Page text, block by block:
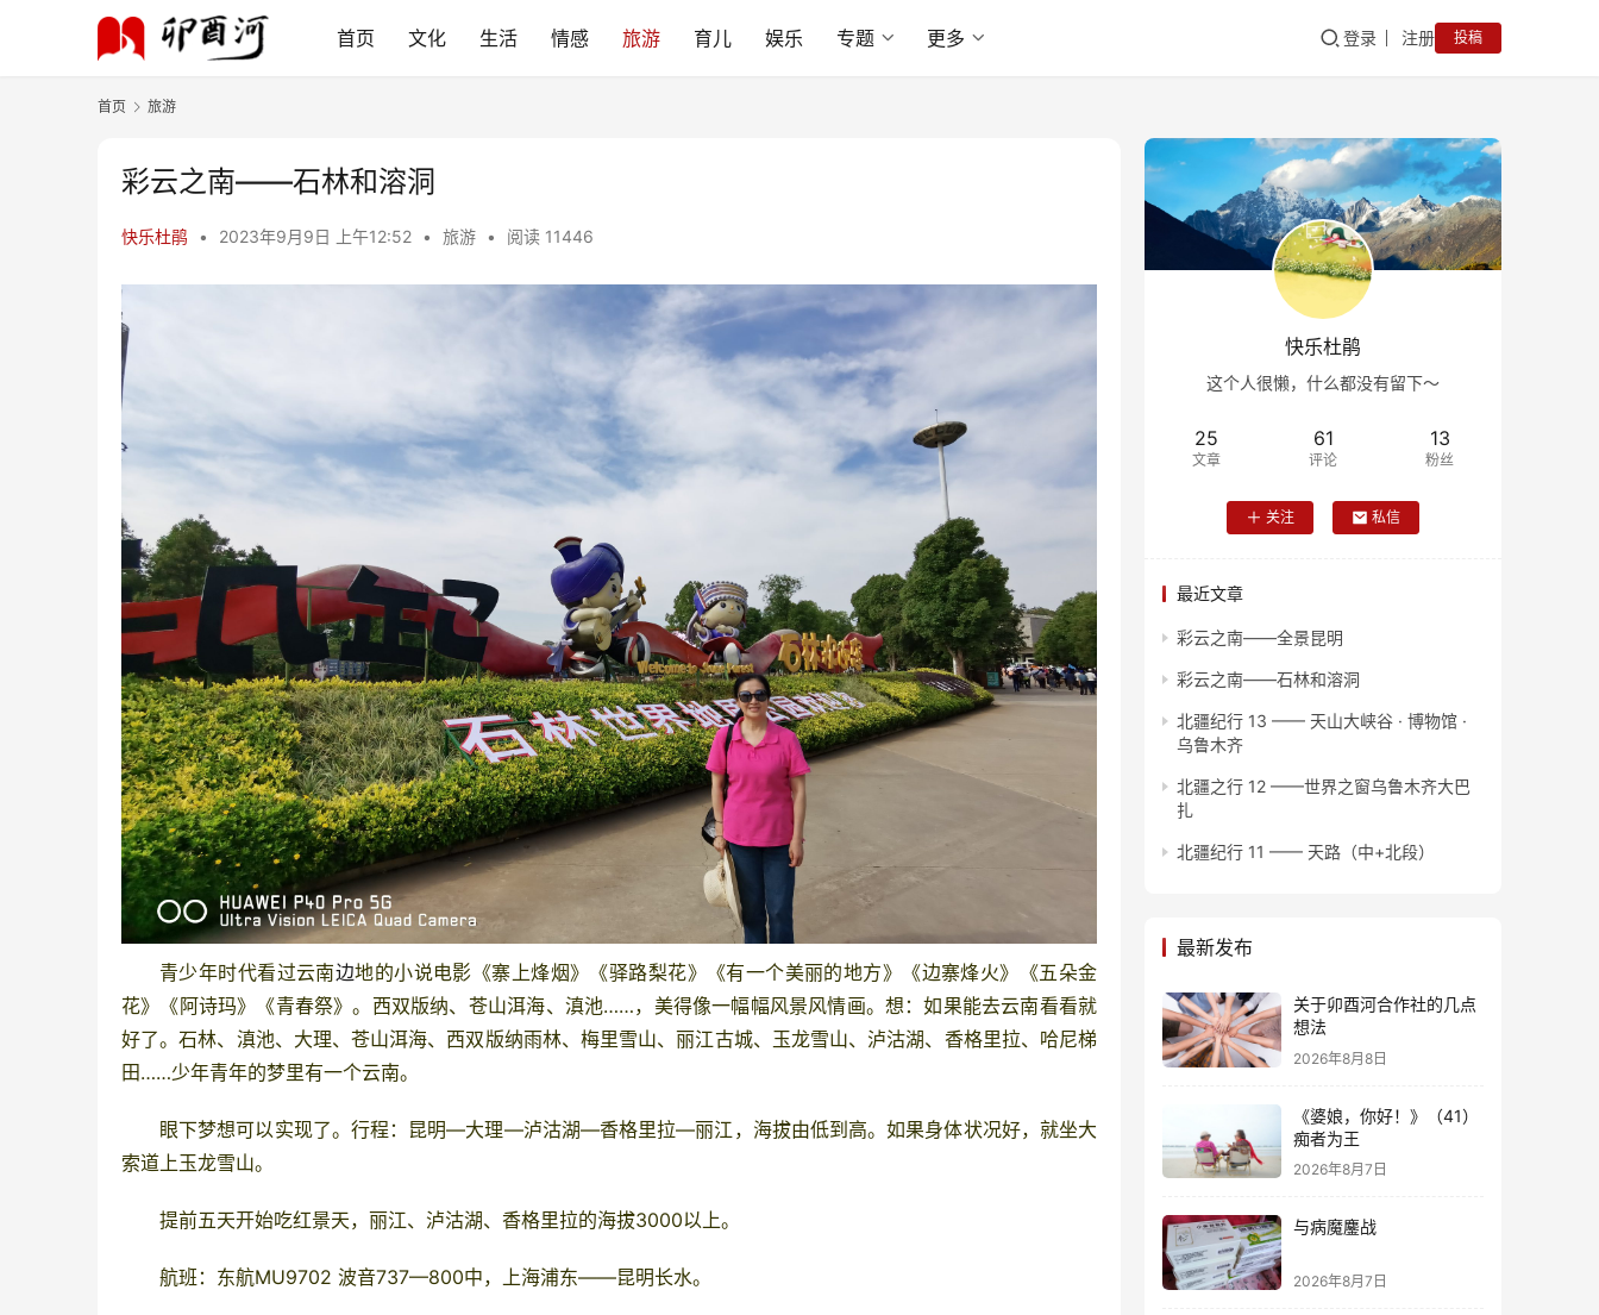
首页 文化 生活 情感 旅游 育儿 娱乐 专题 更多 登录 注册 投稿
首页 旅游
彩云之南——石林和溶洞
快乐杜鹃 • 2023年9月9日 上午12:52 • 旅游 • 阅读 11446
青少年时代看过云南边地的小说电影《寨上烽烟》《驿路梨花》《有一个美丽的地方》《边寨烽火》《五朵金
花》《阿诗玛》《青春祭》。 西双版纳、 苍山洱海、滇池……，美得像一幅幅风景风情画。想：如果能去云南看看就
好了。石林、 滇池、 大理、 苍山洱海、 西双版纳雨林、梅里雪山、丽江古城、玉龙雪山、泸沽湖、 香格里拉、哈尼梯
田……少年青年的梦里有一个云南。
眼下梦想可以实现了。行程： 昆明—大理—泸沽湖—香格里拉—丽江 ，海拔由低到高。如果身体状况好，就坐大
索道上玉龙雪山。
提前五天开始吃红景天，丽江、泸沽湖、香格里拉的海拔3000以上。
航班：东航MU9702 波音737—800中， 上海浦东——昆明长水。
快乐杜鹃
这个人很懒，什么都没有留下～
25
文章
61
评论
13
粉丝
关注 私信
最近文章
彩云之南——全景昆明
彩云之南——石林和溶洞
北疆纪行 13 —— 天山大峡谷 · 博物馆 ·
乌鲁木齐
北疆之行 12 ——世界之窗乌鲁木齐大巴
扎
北疆纪行 11 —— 天路（中+北段）
最新发布
关于卯酉河合作社的几点
想法
2026年8月8日
《婆娘，你好！》（41）
痴者为王
2026年8月7日
与病魔鏖战
2026年8月7日